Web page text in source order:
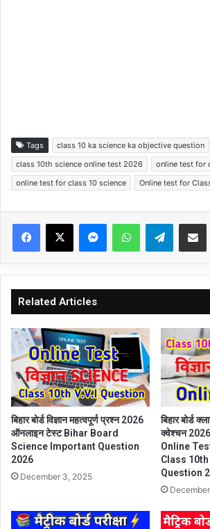
Tags
class 10 ka science ka objective question
class 10th science online test 2026
online test for
online test for class 10 science
Online test for
Facebook
X MessengerWhatsAppTelegram
Related Articles
बिहार बोर्ड विज्ञान महत्वपूर्ण प्रश्न 2026
ऑनलाइन टेस्ट Bihar Board
Science Important Question
2026
December 3, 2025
बिहार बोर्ड
क्वेश्चन 2026
Online
Class
Question